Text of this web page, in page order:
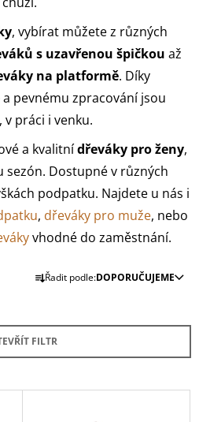
, vybírat můžete z různých
s uzavřenou špičkou až
na platformě. Díky
a pevnému zpracování jsou
práci i venku.
a kvalitnídřeváky pro ženy,
sezón. Dostupné v různých
podpatku. Najdete u nás i
, dřeváky pro muže, nebo
vhodné do zaměstnání.
Ř
E
N
P
Řadit podle:DOPORUČUJEME
FILTR